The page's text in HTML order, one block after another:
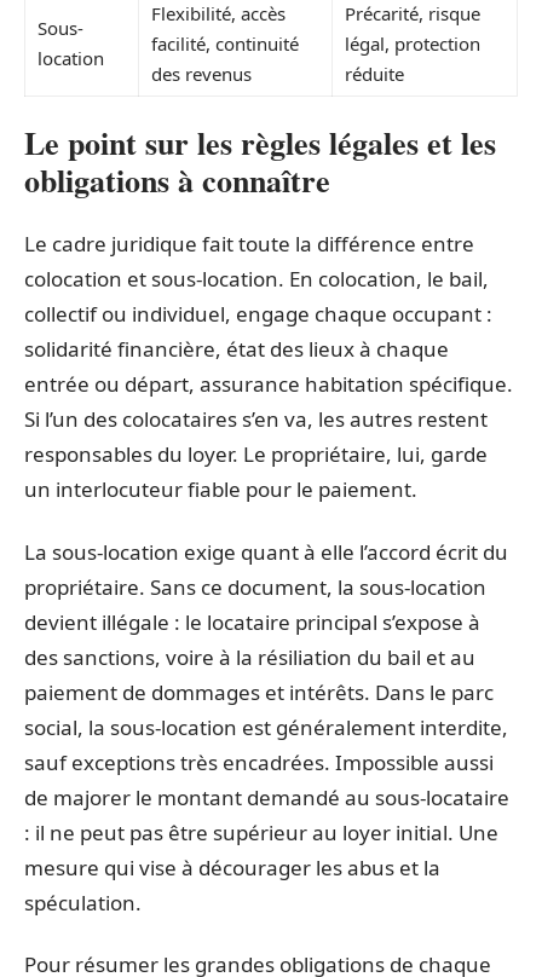
Sous-
location
Flexibilité, accès
facilité, continuité
des revenus
Précarité, risque
légal, protection
réduite
Le point sur les règles légales et les
obligations à connaître
Le cadre juridique fait toute la différence entre
colocation et sous-location. En colocation, le bail,
collectif ou individuel, engage chaque occupant :
solidarité financière, état des lieux à chaque
entrée ou départ, assurance habitation spécifique.
Si l’un des colocataires s’en va, les autres restent
responsables du loyer. Le propriétaire, lui, garde
un interlocuteur fiable pour le paiement.
La sous-location exige quant à elle l’accord écrit du
propriétaire. Sans ce document, la sous-location
devient illégale : le locataire principal s’expose à
des sanctions, voire à la résiliation du bail et au
paiement de dommages et intérêts. Dans le parc
social, la sous-location est généralement interdite,
sauf exceptions très encadrées. Impossible aussi
de majorer le montant demandé au sous-locataire
: il ne peut pas être supérieur au loyer initial. Une
mesure qui vise à décourager les abus et la
spéculation.
Pour résumer les grandes obligations de chaque